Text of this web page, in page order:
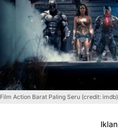
Film Action Barat Paling Seru (credit: imdb)
Iklan